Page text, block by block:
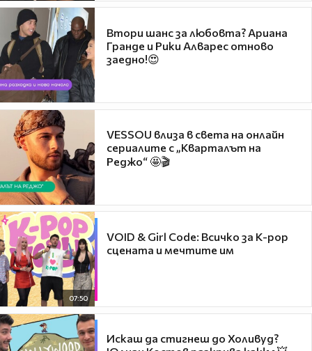
Втори шанс за любовта? Ариана
Гранде и Рики Алварес отново
заедно!😍
VESSOU влиза в света на онлайн
сериалите с „Кварталът на
Реджо“ 🤩🎬
07:50
VOID & Girl Code: Всичко за K-pop
сцената и мечтите им
Искаш да стигнеш до Холивуд?